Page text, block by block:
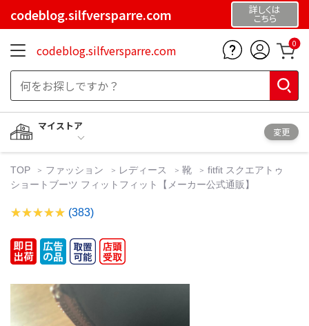
codeblog.silfversparre.com 詳しくは
こちら
codeblog.silfversparre.com 0
マイストア
変更
TOP ファッション レディース 靴
fitfit スクエアトゥ
ショートブーツ フィットフィット【メーカー公式通販】
(383)